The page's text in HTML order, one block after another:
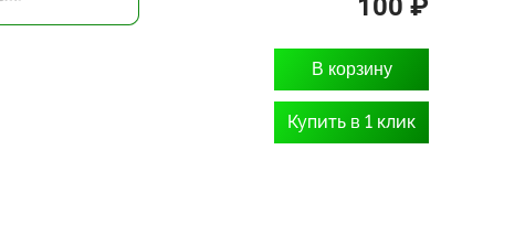
100 ₽
В корзину
Купить в 1 клик